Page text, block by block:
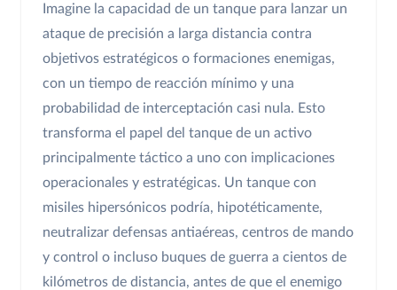
Imagine la capacidad de un tanque para lanzar un
ataque de precisión a larga distancia contra
objetivos estratégicos o formaciones enemigas,
con un tiempo de reacción mínimo y una
probabilidad de interceptación casi nula. Esto
transforma el papel del tanque de un activo
principalmente táctico a uno con implicaciones
operacionales y estratégicas. Un tanque con
misiles hipersónicos podría, hipotéticamente,
neutralizar defensas antiaéreas, centros de mando
y control o incluso buques de guerra a cientos de
kilómetros de distancia, antes de que el enemigo